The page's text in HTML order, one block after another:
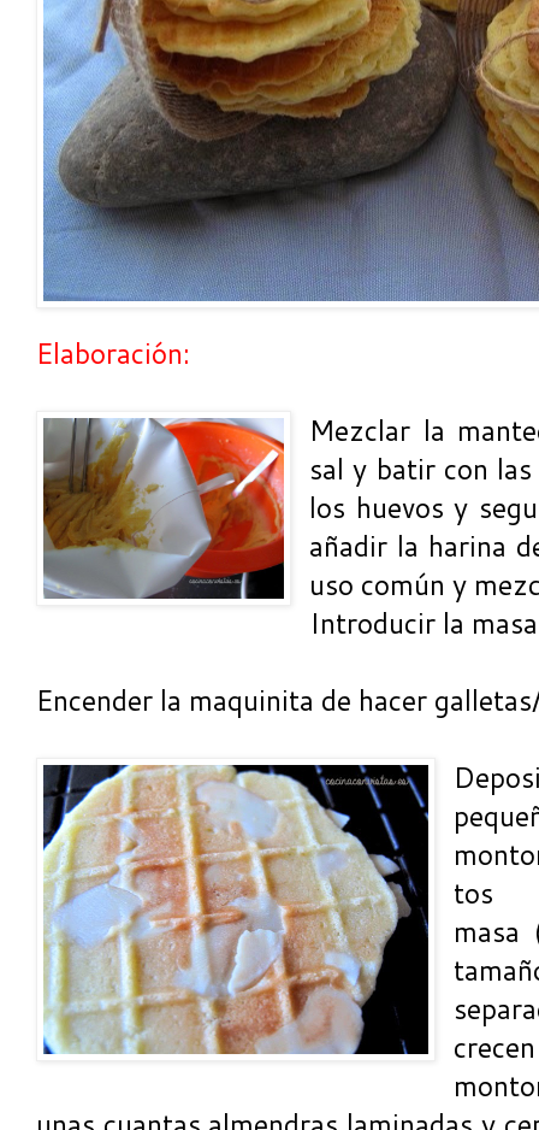
Elaboración:
Mezclar la
sal y batir con
los huevos y
añadir la harina
uso común y
Introducir la
Encender la maquinita de hacer
tos
masa